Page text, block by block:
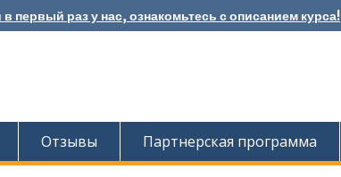
в первый раз у нас, ознакомьтесь с описанием курса!
Отзывы Партнерская программа